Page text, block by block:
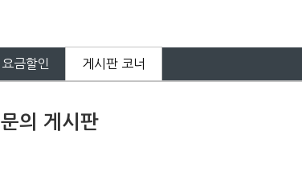
요금할인 게시판 코너
문의 게시판